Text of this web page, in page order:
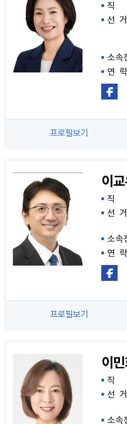
직
선
소속
연
프로필보기
이
직
선
소속
연
프로필보기
이민
직
선
소속